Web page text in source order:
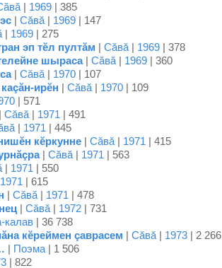
| 1969 | 385
| Сăвă | 1969 | 147
| 1969 | 275
эп тĕл пултăм | Сăвă | 1969 | 378
шыраса| Сăвă | 1969 | 360
| Сăвă | 1970 | 107
ирĕн | Сăвă | 1970 | 109
| 571
| Сăвă | 1971 | 491
| 1971 | 445
кĕркунне | Сăвă | 1971 | 415
| Сăвă | 1971 | 563
| 1971 | 550
1971 | 615
| Сăвă | 1971 | 478
| Сăвă | 1972 | 731
калав | 36 738
кĕреймен çаврасем | Сăвă | 1973 | 2 266
| Поэма | 1 506
| 822